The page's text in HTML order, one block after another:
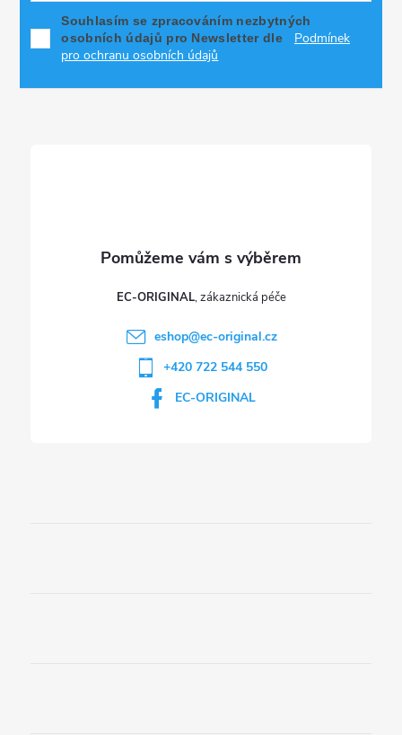
Souhlasím se zpracováním nezbytných
osobních údajů pro Newsletter dle
Podmínek
pro ochranu osobních údajů
EC-ORIGINAL
eshop@ec-original.cz
+420 722 544 550
EC-ORIGINAL